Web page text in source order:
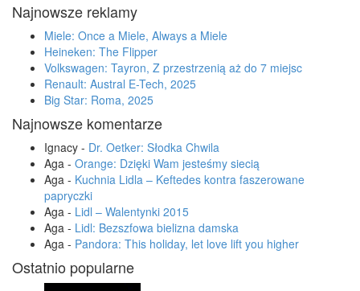
Najnowsze reklamy
Miele: Once a Miele, Always a Miele
Heineken: The Flipper
Volkswagen: Tayron, Z przestrzenią aż do 7 miejsc
Renault: Austral E-Tech, 2025
Big Star: Roma, 2025
Najnowsze komentarze
Ignacy - Dr. Oetker: Słodka Chwila
Aga - Orange: Dzięki Wam jesteśmy siecią
Aga - Kuchnia Lidla – Keftedes kontra faszerowane
papryczki
Aga - Lidl – Walentynki 2015
Aga - Lidl: Bezszfowa bielizna damska
Aga - Pandora: This holiday, let love lift you higher
Ostatnio popularne